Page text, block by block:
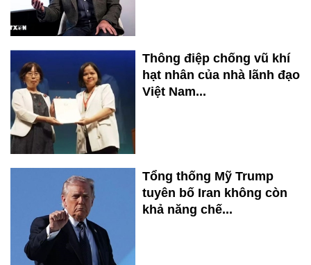
Thông điệp chống vũ khí
hạt nhân của nhà lãnh đạo
Việt Nam...
Tổng thống Mỹ Trump
tuyên bố Iran không còn
khả năng chế...